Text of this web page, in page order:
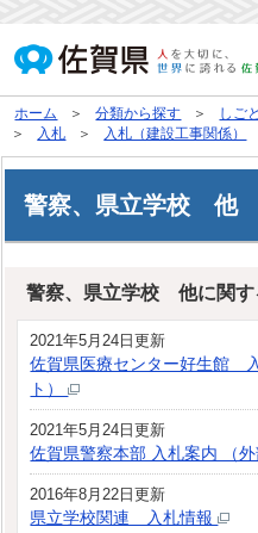
ホーム 分類から探す しご
入札
入札（建設工事関係）
警察、県立学校 他
警察、県立学校 他に関す
2021年5月24日更新
佐賀県医療センター好生館
ト）
2021年5月24日更新
佐賀県警察本部 入札案内 （
2016年8月22日更新
県立学校関連 入札情報